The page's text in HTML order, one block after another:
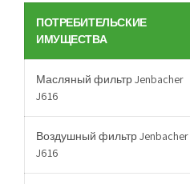
ПОТРЕБИТЕЛЬСКИЕ
ИМУЩЕСТВА
Масляный фильтр Jenbacher
J616
Воздушный фильтр Jenbacher
J616